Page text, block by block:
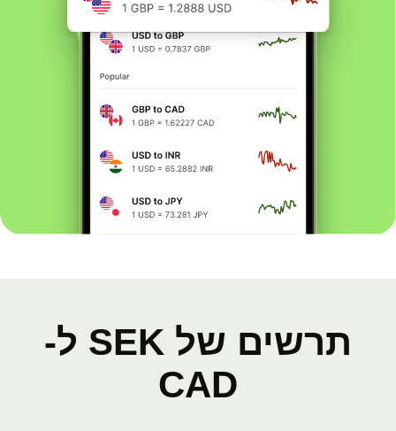
תרשים של SEK ל-
CAD